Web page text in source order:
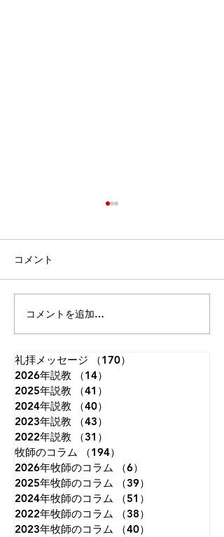
ルカの福音書11章1-4節 どこ
から 今朝は「主の祈り」シリ
ーズの続きになります。お手
元に主の祈りのカードがある
日（今日も）お与えくださ
い」です。これまで「天の
父」「神」が主題でしたが、
ここから「私たち」へと変わ
ります。そして、私たちのた
めに祈る最初が「日ごとの糧
（原語：パン）を、毎日お与
えください」です。「食事の
ために祈りなさい」というこ
とです。
コメント
コメントを追加…
礼拝メッセージ （170）
2026年説教
（14）
2025年説教
（41）
2024年説教
（40）
2023年説教
（43）
2022年説教
（31）
牧師のコラム
（194）
2026年牧師のコラム
（6）
2025年牧師のコラム
（39）
2024年牧師のコラム
（51）
2022年牧師のコラム
（38）
2023年牧師のコラム
（40）